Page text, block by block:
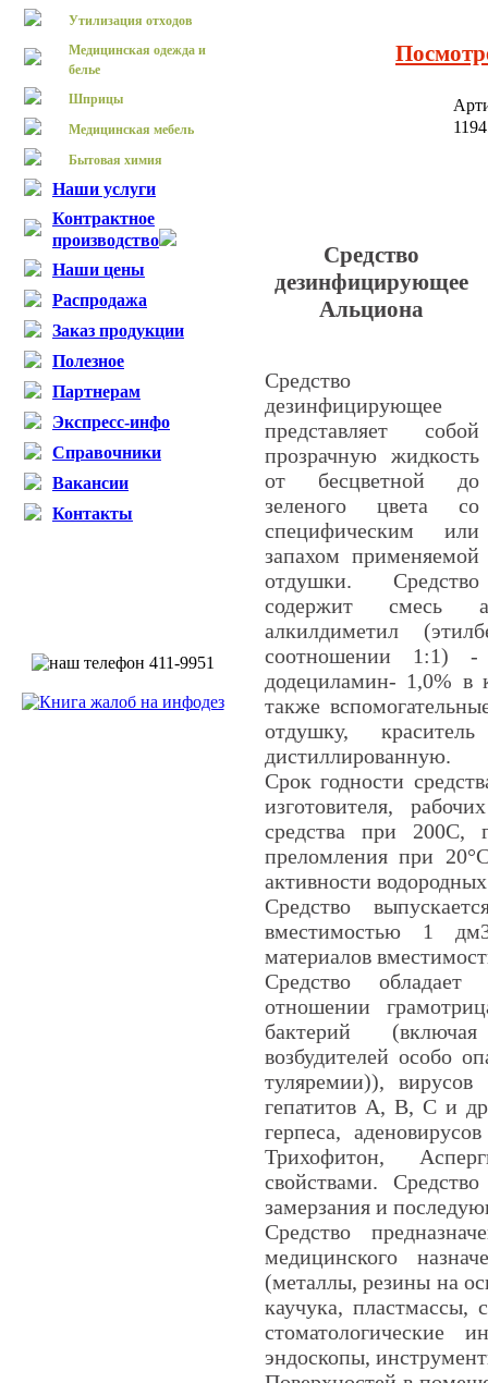
Утилизация отходов
Медицинская одежда и
белье
Шприцы
Медицинская мебель
Бытовая химия
Наши услуги
Контрактное
производство
Наши цены
Распродажа
Заказ продукции
Полезное
Партнерам
Экспресс-инфо
Справочники
Вакансии
Контакты
Средство
дезинфицирующее
Альциона
Средство
дезинфицирующее
представляет собой
прозрачную жидкость
от бесцветной до
зеленого цвета со
специфическим или
запахом применяемой
отдушки. Средство
содержит смесь
алкилдиметил(
соотношении 1:1) -
додециламин- 1,0% в
также
отдушку,
дистиллированную.
Срок годности
изготовителя,
средства при 200С,
преломления при 20
активности
Средство
вместимостью 1
материалов
Средство
отношении
бактерий
возбудителей особо
туляремии)), вирусов
гепатитов А, В, С и
герпеса,
Трихофитон,
свойствами.
замерзания и
Средство
медицинского
(металлы, резины на
каучука, пластмассы,
стоматологические
эндоскопы,